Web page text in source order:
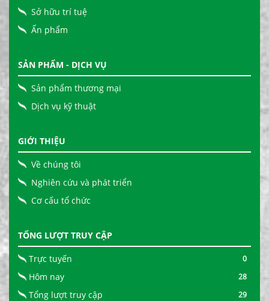
Sở hữu trí tuệ
Ấn phẩm
SẢN PHẨM - DỊCH VỤ
Sản phẩm thương mại
Dịch vụ kỹ thuật
GIỚI THIỆU
Về chúng tôi
Nghiên cứu và phát triển
Cơ cấu tổ chức
TỔNG LƯỢT TRUY CẬP
Trực tuyến 0
Hôm nay 28
Tổng lượt truy cập 29